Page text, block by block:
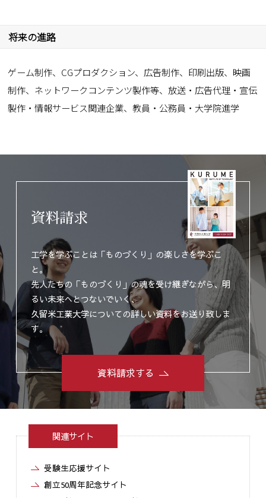
将来の進路
ゲーム制作、CGプロダクション、広告制作、印刷出版、映画
制作、ネットワークコンテンツ製作等、放送・広告代理・宣伝
製作・情報サービス関連企業、教員・公務員・大学院進学
資料請求
工学を学ぶことは「ものづくり」の楽しさを学ぶこ
と。
先人たちの「ものづくり」の魂を受け継ぎながら、明
るい未来へとつないでいく、
久留米工業大学についての詳しい資料をお送り致しま
す。
資料請求する
関連サイト
受験生応援サイト
創立50周年記念サイト